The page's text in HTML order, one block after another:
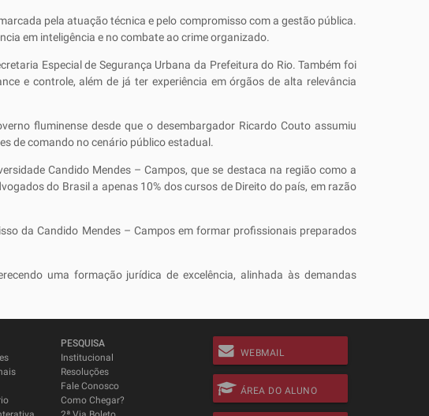
pela atuação técnica e pelo compromisso com a gestão pública.
em inteligência e no combate ao crime organizado.
Especial de Segurança Urbana da Prefeitura do Rio. Também foi
e controle, além de já ter experiência em órgãos de alta relevância
fluminense desde que o desembargador Ricardo Couto assumiu
de comando no cenário público estadual.
Candido Mendes – Campos, que se destaca na região como a
do Brasil a apenas 10% dos cursos de Direito do país, em razão
da Candido Mendes – Campos em formar profissionais preparados
uma formação jurídica de excelência, alinhada às demandas
PESQUISA
Institucional
Resoluções
Fale Conosco
Como Chegar?
WEBMAIL
ÁREA DO ALUNO